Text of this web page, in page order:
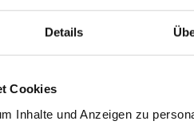
Details
Cookies
Inhalte und Anzeigen zu
sur un veau bâton.